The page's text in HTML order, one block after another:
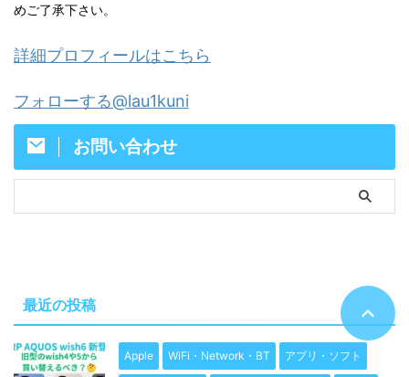
めご了承下さい。
詳細プロフィールはこちら
フォローする@lau1kuni
お問い合わせ
最近の投稿
Apple WiFi・Network・BT アプリ・ソフト